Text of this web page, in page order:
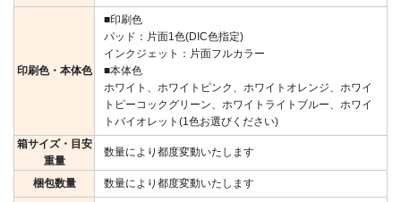
印刷色・本体色
■印刷色
パッド：片面1色(DIC色指定)
インクジェット：片面フルカラー
■本体色
ホワイト、ホワイトピンク、ホワイトオレンジ、ホワイ
トピーコックグリーン、ホワイトライトブルー、ホワイ
トバイオレット(1色お選びください)
箱サイズ・目安
重量
数量により都度変動いたします
梱包数量 数量により都度変動いたします